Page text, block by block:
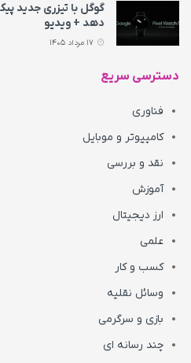
دهد + ویدیو
دسترسی سریع
فناوری
کامپیوتر و موبایل
نقد و بررسی
آموزش
ارز دیجیتال
علمی
کسب و کار
وسائل نقلیه
بازی و سرگرمی
چند رسانه ای